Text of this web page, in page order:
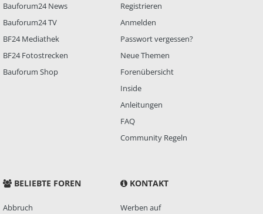
Bauforum24 News
Bauforum24 TV
BF24 Mediathek
BF24 Fotostrecken
Bauforum Shop
Registrieren
Anmelden
Passwort vergessen?
Neue Themen
Forenübersicht
Inside
Anleitungen
FAQ
Community Regeln
BELIEBTE FOREN
Abbruch
KONTAKT
Werben auf